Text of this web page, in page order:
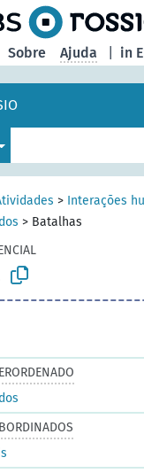
in
Sobre Ajuda
> Interações
> Batalhas